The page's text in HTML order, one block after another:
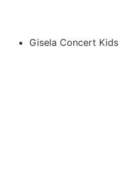
Gisela Concert Kids